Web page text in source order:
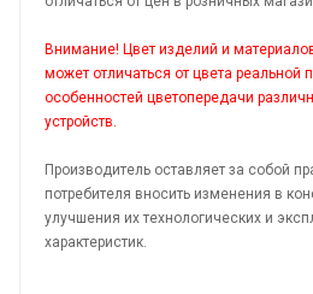
Внимание! Цвет изделий и
может отличаться от цвета реальной
особенностей цветопередачи
устройств.
Производитель оставляет за собой
потребителя вносить изменения в
улучшения их технологических и
характеристик.